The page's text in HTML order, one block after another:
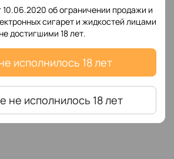
10.06.2020 об ограничении продажи и
сигарет и жидкостей лицами
не достигшими 18 лет.
исполнилось 18 лет
не исполнилось 18 лет